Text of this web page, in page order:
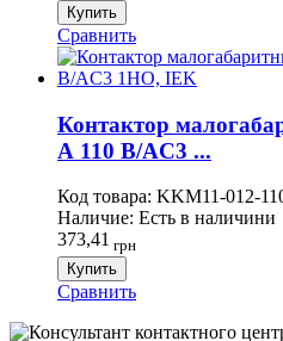
Купить
Сравнить
Контактор
А 110 В/AC3 ...
Код товара: KKM11-012-
Наличие: Есть в наличини
373,41 грн
Купить
Сравнить